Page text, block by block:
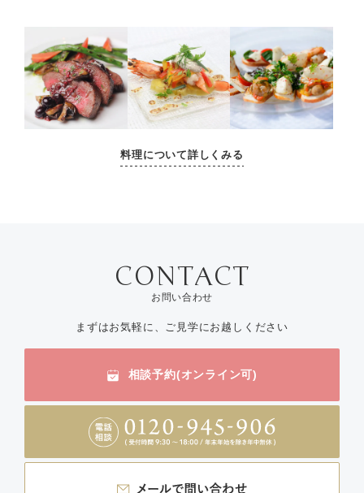
料理について詳しくみる
お問い合わせ
まずはお気軽に、ご見学にお越しください
相談予約(オンライン可)